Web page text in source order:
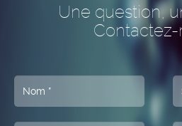
Une question,
Contactez-